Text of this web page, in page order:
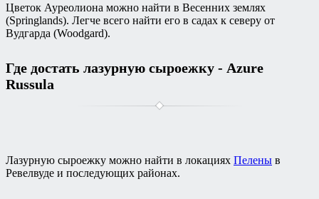
Цветок Ауреолиона можно найти в Весенних землях
(Springlands). Легче всего найти его в садах к северу от
Вудгарда (Woodgard).
Где достать лазурную сыроежку - Azure
Russula
Лазурную сыроежку можно найти в локациях Пелены в
Ревелвуде и последующих районах.